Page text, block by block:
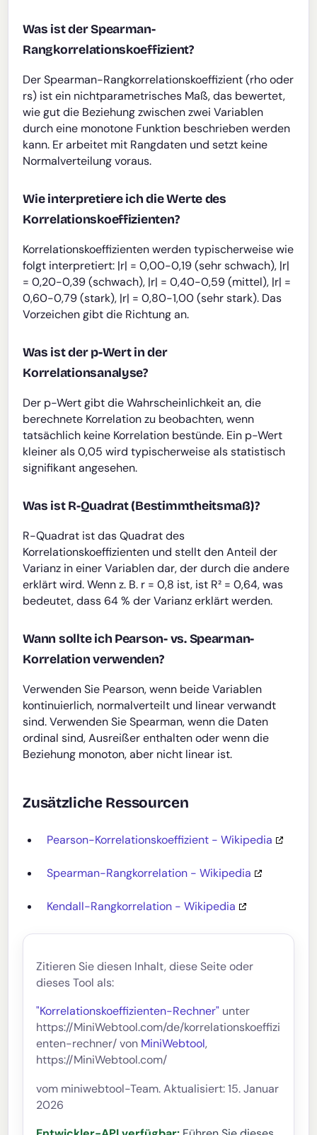
Was ist der Spearman-
Rangkorrelationskoeffizient?
Der Spearman-Rangkorrelationskoeffizient (rho oder
rs) ist ein nichtparametrisches Maß, das bewertet,
wie gut die Beziehung zwischen zwei Variablen
durch eine monotone Funktion beschrieben werden
kann. Er arbeitet mit Rangdaten und setzt keine
Normalverteilung voraus.
Wie interpretiere ich die Werte des
Korrelationskoeffizienten?
Korrelationskoeffizienten werden typischerweise wie
folgt interpretiert: |r| = 0,00-0,19 (sehr schwach), |r|
= 0,20-0,39 (schwach), |r| = 0,40-0,59 (mittel), |r| =
0,60-0,79 (stark), |r| = 0,80-1,00 (sehr stark). Das
Vorzeichen gibt die Richtung an.
Was ist der p-Wert in der
Korrelationsanalyse?
Der p-Wert gibt die Wahrscheinlichkeit an, die
berechnete Korrelation zu beobachten, wenn
tatsächlich keine Korrelation bestünde. Ein p-Wert
kleiner als 0,05 wird typischerweise als statistisch
signifikant angesehen.
Was ist R-Quadrat (Bestimmtheitsmaß)?
R-Quadrat ist das Quadrat des
Korrelationskoeffizienten und stellt den Anteil der
Varianz in einer Variablen dar, der durch die andere
erklärt wird. Wenn z. B. r = 0,8 ist, ist R² = 0,64, was
bedeutet, dass 64 % der Varianz erklärt werden.
Wann sollte ich Pearson- vs. Spearman-
Korrelation verwenden?
Verwenden Sie Pearson, wenn beide Variablen
kontinuierlich, normalverteilt und linear verwandt
sind. Verwenden Sie Spearman, wenn die Daten
ordinal sind, Ausreißer enthalten oder wenn die
Beziehung monoton, aber nicht linear ist.
Zusätzliche Ressourcen
Pearson-Korrelationskoeffizient - Wikipedia
Spearman-Rangkorrelation - Wikipedia
Kendall-Rangkorrelation - Wikipedia
Zitieren Sie diesen Inhalt, diese Seite oder
dieses Tool als:
"Korrelationskoeffizienten-Rechner" unter
https://MiniWebtool.com/de/korrelationskoeffizi
enten-rechner/ von MiniWebtool,
https://MiniWebtool.com/
vom miniwebtool-Team. Aktualisiert: 15. Januar
2026